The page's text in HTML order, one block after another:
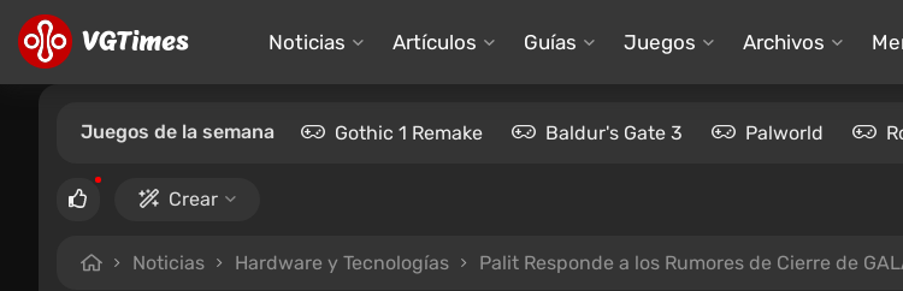
Noticias Artículos Guías Juegos Archivos
Juegos de la semana Gothic 1 Remake Baldur's Gate 3 Palworld
Crear
Noticias Hardware y Tecnologías Palit Responde a los Rumores de Cierre de